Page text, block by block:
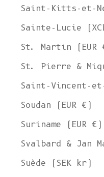
Saint-Kitts-et-
Sainte-Lucie
St. Martin (EUR
St. Pierre &
Saint-Vincent-
Soudan (EUR €)
Suriname (EUR €)
Svalbard & Jan
Suède (SEK kr)